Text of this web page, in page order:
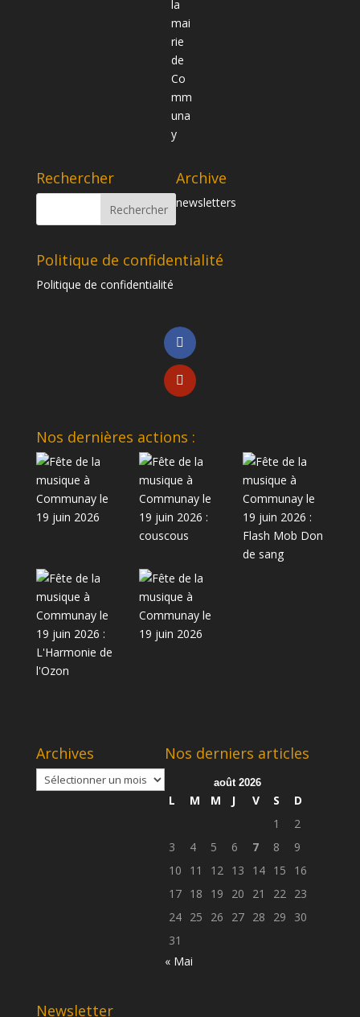
Rechercher Archive
newsletters
Politique de confidentialité
Politique de confidentialité
Nos dernières actions :
Archives
Archives
Nos derniers articles
août 2026
L M M J V S
D
1
2
3
4 5 6 7 8
9
10
11 12 13 14 15
16
17 18 19 20 21 22
23
24 25 26 27 28 29
30
31
« Mai
Newsletter